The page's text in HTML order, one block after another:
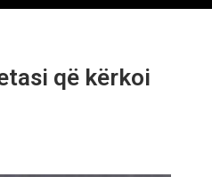
që kërkoi